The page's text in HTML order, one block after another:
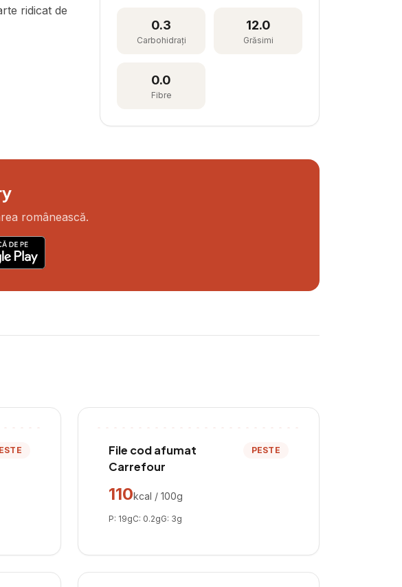
ridicat de
0.3
Carbohidrați
12.0
Grăsimi
0.0
Fibre
românească.
File cod afumat
Carrefour
PESTE
110kcal / 100g
P: 19gC: 0.2gG: 3g